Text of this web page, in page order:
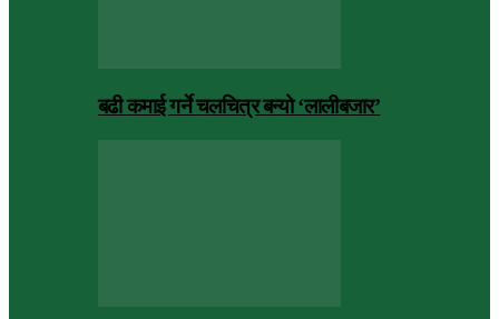
बढी कमाई गर्ने चलचित्र बन्यो ‘लालीबजार’